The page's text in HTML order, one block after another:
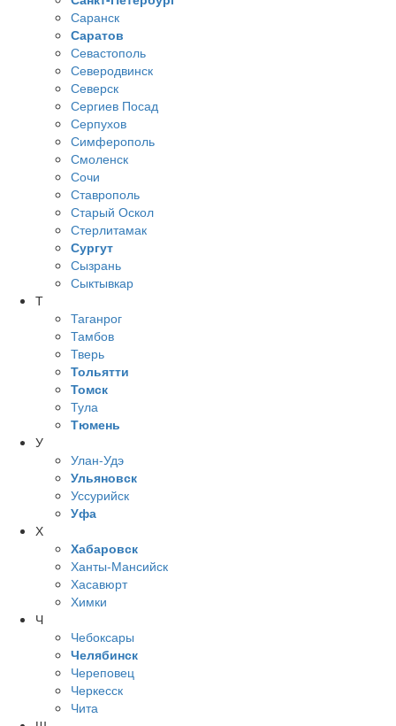
Саранск
Саратов
Севастополь
Северодвинск
Северск
Сергиев Посад
Серпухов
Симферополь
Смоленск
Сочи
Ставрополь
Старый Оскол
Стерлитамак
Сургут
Сызрань
Сыктывкар
Т
Таганрог
Тамбов
Тверь
Тольятти
Томск
Тула
Тюмень
У
Улан-Удэ
Ульяновск
Уссурийск
Уфа
Х
Хабаровск
Ханты-Мансийск
Хасавюрт
Химки
Ч
Чебоксары
Челябинск
Череповец
Черкесск
Чита